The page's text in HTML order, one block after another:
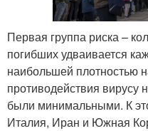
Первая группа риска –
погибших удваивается
наибольшей плотностью
противодействия вирусу
были минимальными. К
Италия, Иран и Южная